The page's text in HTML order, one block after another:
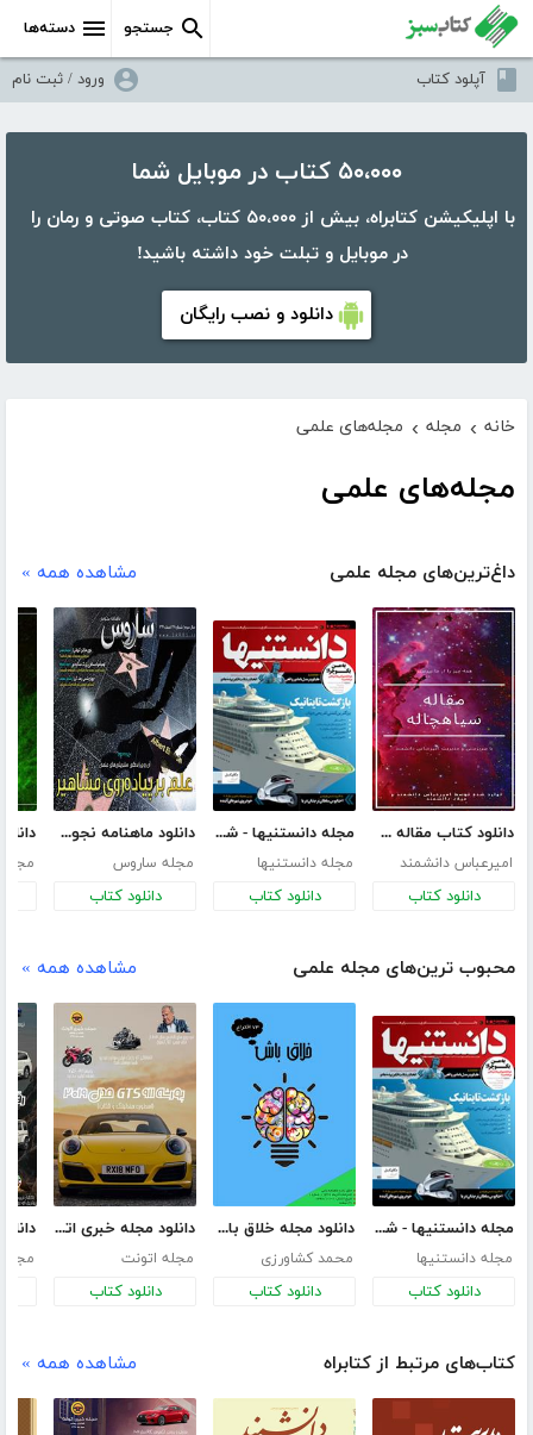
دسته‌ها جستجو
آپلود کتاب ورود / ثبت نام
۵۰،۰۰۰ کتاب در موبایل شما
با اپلیکیشن کتابراه، بیش از ۵۰،۰۰۰ کتاب، کتاب صوتی و رمان را
در موبایل و تبلت خود داشته باشید!
دانلود و نصب رایگان
خانه › مجله › مجله‌های علمی
مجله‌های علمی
داغ‌ترین‌های مجله علمی مشاهده همه »
دانلود کتاب مقاله سیاه چاله
امیرعباس دانشمند
دانلود کتاب
مجله دانستنیها - شماره 2
مجله دانستنیها
دانلود کتاب
دانلود ماهنامه نجومی ساروس - شماره 26
مجله ساروس
دانلود کتاب
محبوب ترین‌های مجله علمی مشاهده همه »
مجله دانستنیها - شماره 2
مجله دانستنیها
دانلود کتاب
دانلود مجله خلاق باش
محمد کشاورزی
دانلود کتاب
دانلود مجله خبری اتونت - شماره هشتم
مجله اتونت
دانلود کتاب
کتاب‌های مرتبط از کتابراه مشاهده همه »